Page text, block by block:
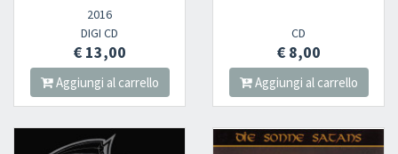
2016
DIGI CD
€ 13,00
Aggiungi al carrello
CD
€ 8,00
Aggiungi al carrello